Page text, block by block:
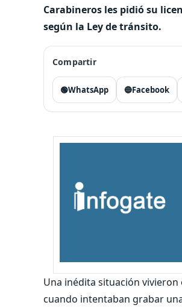
Carabineros les pidió su
según la Ley de tránsito.
Compartir
🟢WhatsApp 🔵Facebook
Una inédita situación vivieron
cuando intentaban grabar